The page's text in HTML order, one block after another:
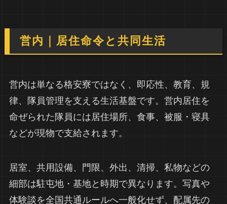
営内｜居住命令と共同生活
営内は単なる格安寮ではなく、即応性、教育、規
律、隊員管理を支える生活基盤です。営内居住を
命ぜられた隊員には居住場所、食事、被服・寝具
などが現物で支給されます。
居室、共用設備、門限、外出、清掃、私物などの
細部は駐屯地・基地と時期で異なります。写真や
体験談を全国共通ルールへ一般化せず、配属先の